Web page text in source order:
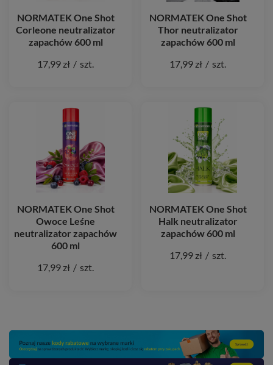
NORMATEK One Shot
Corleone neutralizator
zapachów 600 ml
17,99 zł / szt.
NORMATEK One Shot
Thor neutralizator
zapachów 600 ml
17,99 zł / szt.
NORMATEK One Shot
Owoce Leśne
neutralizator zapachów
600 ml
17,99 zł / szt.
NORMATEK One Shot
Halk neutralizator
zapachów 600 ml
17,99 zł / szt.